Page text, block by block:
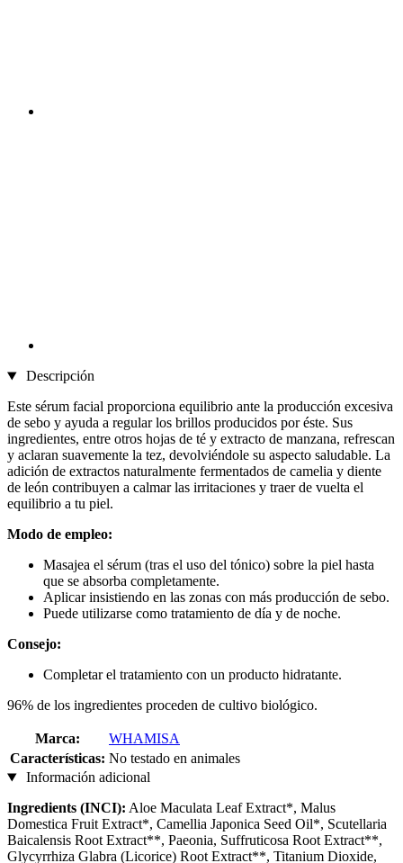
Descripción
Este sérum facial proporciona equilibrio ante la producción excesiva
de sebo y ayuda a regular los brillos producidos por éste. Sus
ingredientes, entre otros hojas de té y extracto de manzana, refrescan
y aclaran suavemente la tez, devolviéndole su aspecto saludable. La
adición de extractos naturalmente fermentados de camelia y diente
de león contribuyen a calmar las irritaciones y traer de vuelta el
equilibrio a tu piel.
Modo de empleo:
Masajea el sérum (tras el uso del tónico) sobre la piel hasta
que se absorba completamente.
Aplicar insistiendo en las zonas con más producción de sebo.
Puede utilizarse como tratamiento de día y de noche.
Consejo:
Completar el tratamiento con un producto hidratante.
96% de los ingredientes proceden de cultivo biológico.
Marca:
WHAMISA
Características: No testado en animales
Información adicional
Ingredients (INCI): Aloe Maculata Leaf Extract*, Malus
Domestica Fruit Extract*, Camellia Japonica Seed Oil*, Scutellaria
Baicalensis Root Extract**, Paeonia, Suffruticosa Root Extract**,
Glycyrrhiza Glabra (Licorice) Root Extract**, Titanium Dioxide,